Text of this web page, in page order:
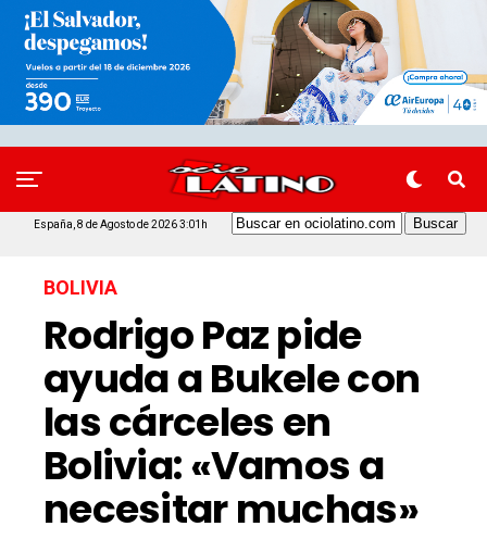
España, 8 de Agosto de 2026 3:01h
BOLIVIA
Rodrigo Paz pide
ayuda a Bukele con
las cárceles en
Bolivia: «Vamos a
necesitar muchas»